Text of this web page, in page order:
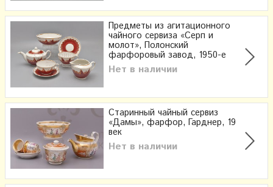
Предметы из агитационного
чайного сервиза «Серп и
молот», Полонский
фарфоровый завод, 1950-е
Нет в наличии
Старинный чайный сервиз
«Дамы», фарфор, Гарднер, 19
век
Нет в наличии